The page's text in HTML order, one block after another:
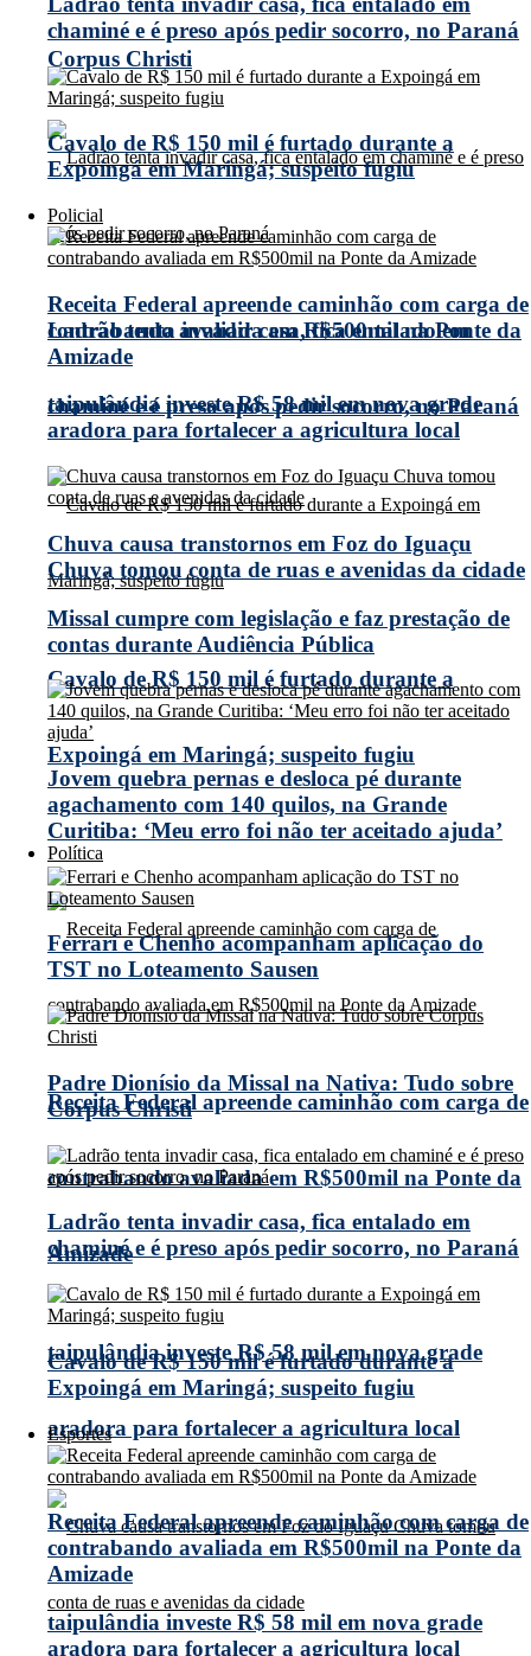
Corpus Christi
Ladrão tenta invadir casa, fica entalado em
chaminé e é preso após pedir socorro, no Paraná
Cavalo de R$ 150 mil é furtado durante a
Expoingá em Maringá; suspeito fugiu
Política
Receita Federal apreende caminhão com carga de
contrabando avaliada em R$500mil na Ponte da
Amizade
taipulândia investe R$ 58 mil em nova grade
aradora para fortalecer a agricultura local
chaminé e é preso após pedir socorro, no Paraná
Cavalo de R$ 150 mil é furtado durante a
Expoingá em Maringá; suspeito fugiu
Policial
Receita Federal apreende caminhão com carga de
contrabando avaliada em R$500mil na Ponte da
Amizade
taipulândia investe R$ 58 mil em nova grade
aradora para fortalecer a agricultura local
Chuva causa transtornos em Foz do Iguaçu
Chuva tomou conta de ruas e avenidas da cidade
Missal cumpre com legislação e faz prestação de
contas durante Audiência Pública
Jovem quebra pernas e desloca pé durante
agachamento com 140 quilos, na Grande
Curitiba: ‘Meu erro foi não ter aceitado ajuda’
Ferrari e Chenho acompanham aplicação do
TST no Loteamento Sausen
Padre Dionísio da Missal na Nativa: Tudo sobre
Corpus Christi
Ladrão tenta invadir casa, fica entalado em
chaminé e é preso após pedir socorro, no Paraná
Cavalo de R$ 150 mil é furtado durante a
Expoingá em Maringá; suspeito fugiu
Esportes
Receita Federal apreende caminhão com carga de
contrabando avaliada em R$500mil na Ponte da
Amizade
taipulândia investe R$ 58 mil em nova grade
aradora para fortalecer a agricultura local